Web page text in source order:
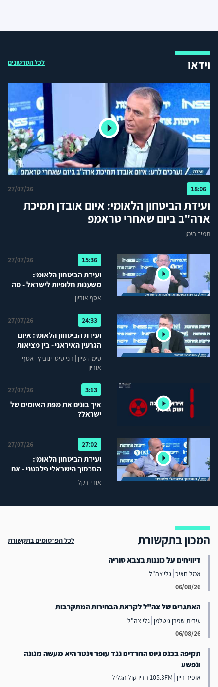
וידאו לכל הסרטונים
18:06
27/07/26
ועידת הביטחון הלאומי: איום אובדן תמיכת
ארה"ב ביום שאחרי טראמפ
תמיר הימן
15:36
27/07/26
ועידת הביטחון הלאומי:
משענות חלופיות לישראל - מה
קורה כשאבא הולך...?
אסף אוריון
24:33
27/07/26
ועידת הביטחון הלאומי: איום
הגרעין האיראני - בין מציאות
הסדרית להמשך אכיפה
סימה שיין | דני סיטרינוביץ | אסף
אוריון
3:13
27/07/26
איך בונים את מפת האיומים של
ישראל?
27:02
27/07/26
ועידת הביטחון הלאומי:
הסכסוך הישראלי פלסטני - אם
לא ניהול סכסוך אז מה כן?
אודי דקל
המכון בתקשורת לכל הפרסומים בתקשורת
דיוויחים על כוננות בצבא סוריה
אמל חאיכ גלי צה"ל
06/08/26
האתגרים של צה"ל לקראת הבחירות המתקרבות
עידית שפרן גיטלמן גלי צה"ל
06/08/26
תקיפה בכנס גיוס החרדים נגד עופר וינטר היא מעשה מגונה
ונפשע
אופיר דיין 105.3FM רדיו קול הגליל